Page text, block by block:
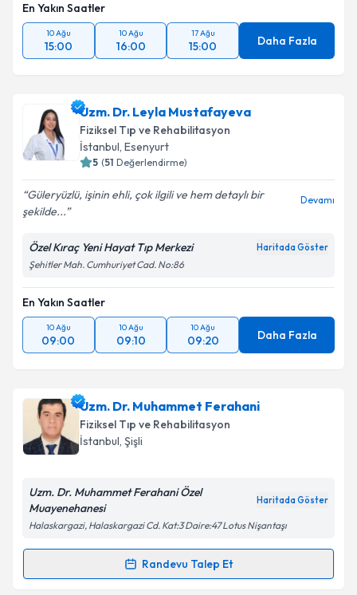
En Yakın Saatler
10 Ağu
15:00
10 Ağu
16:00
17 Ağu
15:00 Daha Fazla
Uzm. Dr. Leyla Mustafayeva
Fiziksel Tıp ve Rehabilitasyon
İstanbul, Esenyurt
5 (51 Değerlendirme)
Güleryüzlü, işinin ehli, çok ilgili ve hem detaylı bir
şekilde...
Devamı
Özel Kıraç Yeni Hayat Tıp Merkezi Haritada Göster
Şehitler Mah. Cumhuriyet Cad. No:86
En Yakın Saatler
10 Ağu
09:00
10 Ağu
09:10
10 Ağu
09:20 Daha Fazla
Uzm. Dr. Muhammet Ferahani
Fiziksel Tıp ve Rehabilitasyon
İstanbul, Şişli
Uzm. Dr. Muhammet Ferahani Özel
Muayenehanesi
Haritada Göster
Halaskargazi, Halaskargazi Cd. Kat:3 Daire:47 Lotus Nişantaşı
Randevu Talep Et
Randevu Takvimi Talebi